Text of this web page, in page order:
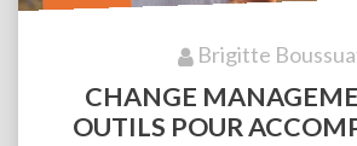
Brigitte
CHANGE
OUTILS POUR